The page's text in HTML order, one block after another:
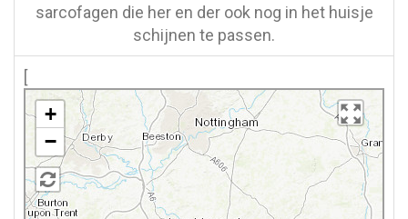
sarcofagen die her en der ook nog in het huisje
schijnen te passen.
[
+
−